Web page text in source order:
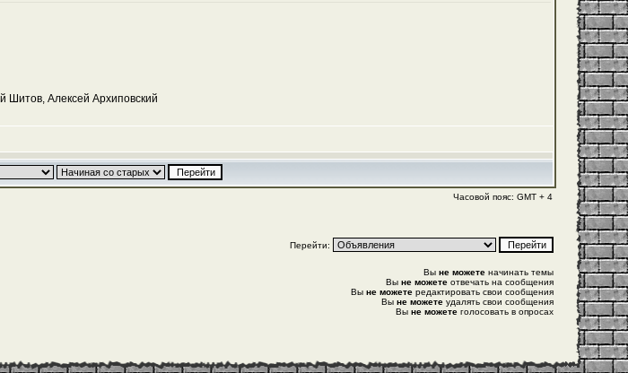
Шитов, Алексей Архиповский
Часовой пояс: GMT + 4
Перейти:
Вы не можетеначинать темы
Вы не можетеотвечать на сообщения
Вы не можетередактировать свои сообщения
Вы не можетеудалять свои сообщения
Вы не можетеголосовать в опросах